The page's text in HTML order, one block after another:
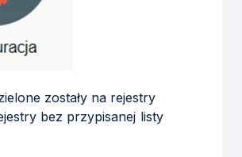
zostały na rejestry
bez przypisanej listy